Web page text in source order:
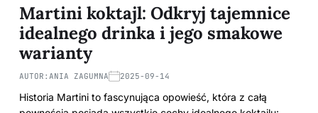
Martini koktajl: Odkryj tajemnice
idealnego drinka i jego smakowe
warianty
AUTOR: ANIA ZAGUMNA 2025-09-14
Historia Martini to fascynująca opowieść, która z całą